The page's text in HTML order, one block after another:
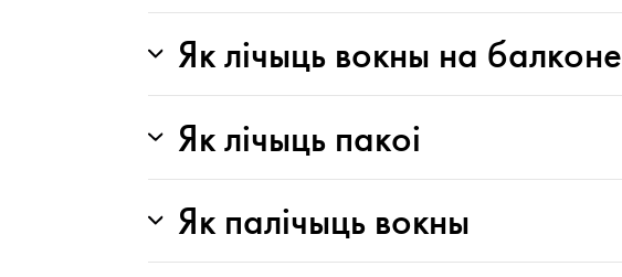
Як лічыць вокны на балконе
Як лічыць пакоі
Як палічыць вокны